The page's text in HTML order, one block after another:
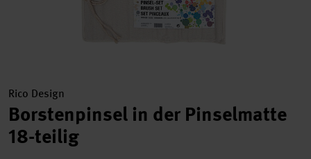
Rico Design
Borstenpinsel in der Pinselmatte
18-teilig